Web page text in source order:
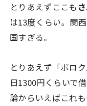
とりあえずここも
は13度くらい。関
国すぎる。
とりあえず「ポロ
日1300円くらいで
論からいえばこれ